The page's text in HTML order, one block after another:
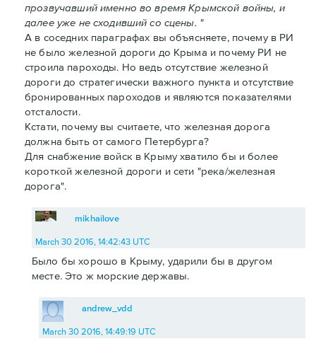
прозвучавший именно во время Крымской войны, и
далее уже не сходивший со сцены. "
А в соседних параграфах вы объясняете, почему в РИ
не было железной дороги до Крыма и почему РИ не
строила пароходы. Но ведь отсутствие железной
дороги до стратегически важного пункта и отсутствие
бронированных пароходов и являются показателями
отсталости.
Кстати, почему вы считаете, что железная дорога
должна быть от самого Петербурга?
Для снабжение войск в Крыму хватило бы и более
короткой железной дороги и сети "река/железная
дорога".
mikhailove
March 30 2016, 14:42:43 UTC
Было бы хорошо в Крыму, ударили бы в другом
месте. Это ж морские державы.
andrew_vdd
March 30 2016, 14:49:19 UTC